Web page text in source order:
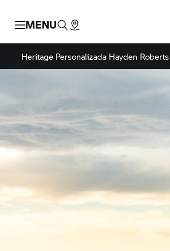
MENU
Heritage Personalizada Hayden Roberts